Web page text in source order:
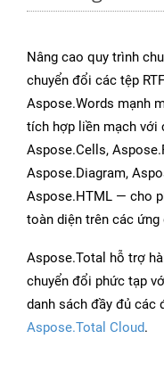
Nâng cao quy trình
chuyển đổi các tệp
Aspose.Words mạnh
tích hợp liền mạch với
Aspose.Cells,
Aspose.Diagram,
Aspose.HTML — cho
toàn diện trên các ứng
Aspose.Total hỗ trợ
chuyển đổi phức tạp
danh sách đầy đủ các
Aspose.Total Cloud.